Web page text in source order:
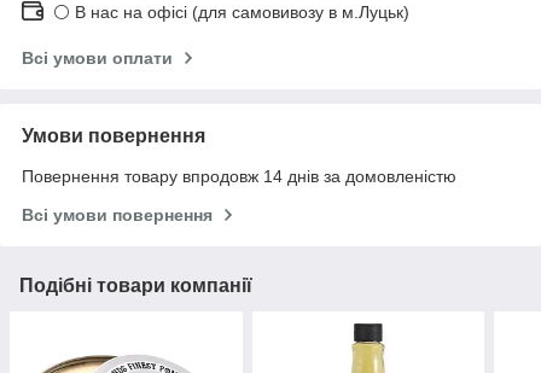
⚪ В нас на офісі (для самовивозу в м.Луцьк)
Всі умови оплати
Умови повернення
Повернення товару впродовж 14 днів за домовленістю
Всі умови повернення
Подібні товари компанії